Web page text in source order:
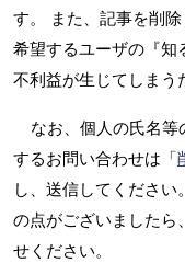
す。 また、記事を削
希望するユーザの『知
不利益が生じてしまう
なお、個人の氏名
するお問い合わせは「
し、送信してくださ
の点がございましたら
せください。